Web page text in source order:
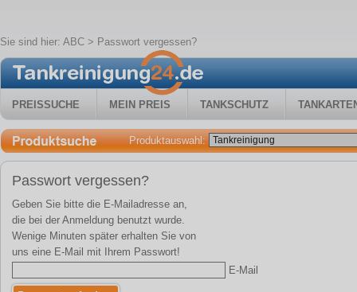
Sie sind hier: ABC > Passwort vergessen?
PREISSUCHE MEIN PREIS TANKSCHUTZ
Produktauswahl:
Passwort vergessen?
Geben Sie bitte die E-Mailadresse an,
die bei der Anmeldung benutzt wurde.
Wenige Minuten später erhalten Sie von
uns eine E-Mail mit Ihrem Passwort!
E-Mail